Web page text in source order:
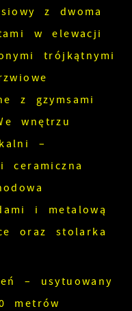
z dwoma
w elewacji
trójkątnymi
z gzymsami
wnętrzu
–
ceramiczna
i metalową
oraz stolarka
– usytuowany
metrów